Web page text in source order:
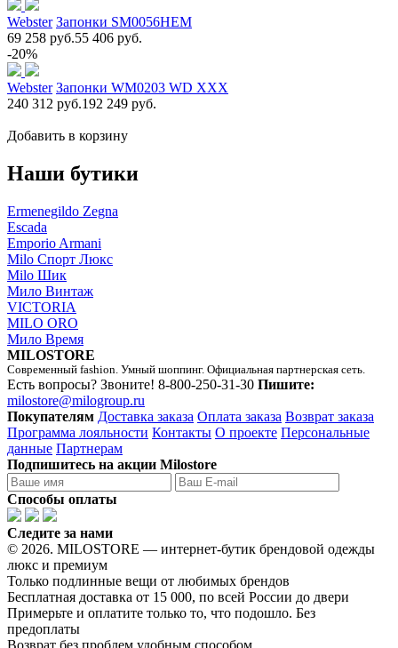
Webster Запонки SM0056НЕМ
69 258 руб.55 406 руб.
-20%
Webster Запонки WM0203 WD XXX
240 312 руб.192 249 руб.
Добавить в корзину
Наши бутики
Ermenegildo Zegna
Escada
Emporio Armani
Milo Спорт Люкс
Milo Шик
Мило Винтаж
VICTORIA
MILO ORO
Мило Время
MILOSTORE
Современный fashion. Умный шоппинг. Официальная партнерская сеть.
Есть вопросы? Звоните! 8-800-250-31-30 Пишите:
milostore@milogroup.ru
Покупателям Доставка заказа Оплата заказа Возврат заказа
Программа лояльности Контакты О проекте Персональные
данные Партнерам
Подпишитесь на акции Milostore
Способы оплаты
Следите за нами
© 2026. MILOSTORE — интернет-бутик брендовой одежды
люкс и премиум
Только подлинные вещи от любимых брендов
Бесплатная доставка от 15 000, по всей России до двери
Примерьте и оплатите только то, что подошло. Без
предоплаты
Возврат без проблем удобным способом